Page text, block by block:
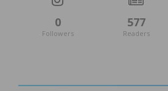
0
Followers
577
Readers